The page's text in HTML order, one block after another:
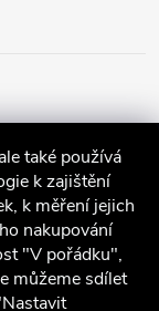
také používá
k zajištění
k měření jejich
nakupování
"V pořádku",
můžeme sdílet